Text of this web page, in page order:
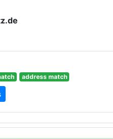
address match